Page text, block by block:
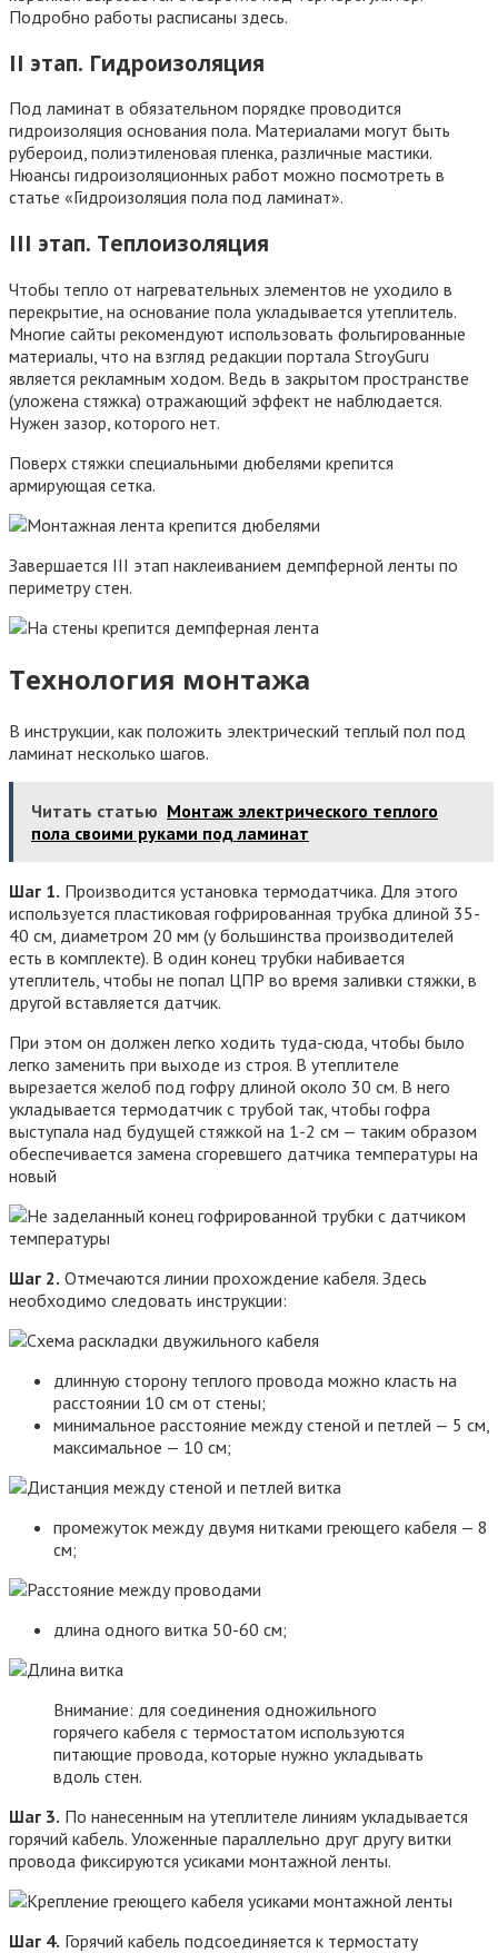
Подробно работы расписаны здесь.
II этап. Гидроизоляция
Под ламинат в обязательном порядке проводится
гидроизоляция основания пола. Материалами могут быть
рубероид, полиэтиленовая пленка, различные мастики.
Нюансы гидроизоляционных работ можно посмотреть в
статье «Гидроизоляция пола под ламинат».
III этап. Теплоизоляция
Чтобы тепло от нагревательных элементов не уходило в
перекрытие, на основание пола укладывается утеплитель.
Многие сайты рекомендуют использовать фольгированные
материалы, что на взгляд редакции портала StroyGuru
является рекламным ходом. Ведь в закрытом пространстве
(уложена стяжка) отражающий эффект не наблюдается.
Нужен зазор, которого нет.
Поверх стяжки специальными дюбелями крепится
армирующая сетка.
Завершается III этап наклеиванием демпферной ленты по
периметру стен.
Технология монтажа
В инструкции, как положить электрический теплый пол под
ламинат несколько шагов.
Читать статью Монтаж электрического теплого
пола своими руками под ламинат
Шаг 1. Производится установка термодатчика. Для этого
используется пластиковая гофрированная трубка длиной 35-
40 см, диаметром 20 мм (у большинства производителей
есть в комплекте). В один конец трубки набивается
утеплитель, чтобы не попал ЦПР во время заливки стяжки, в
другой вставляется датчик.
При этом он должен легко ходить туда-сюда, чтобы было
легко заменить при выходе из строя. В утеплителе
вырезается желоб под гофру длиной около 30 см. В него
укладывается термодатчик с трубой так, чтобы гофра
выступала над будущей стяжкой на 1-2 см — таким образом
обеспечивается замена сгоревшего датчика температуры на
новый
Шаг 2. Отмечаются линии прохождение кабеля. Здесь
необходимо следовать инструкции:
длинную сторону теплого провода можно класть на
расстоянии 10 см от стены;
минимальное расстояние между стеной и петлей — 5 см,
максимальное — 10 см;
промежуток между двумя нитками греющего кабеля — 8
см;
длина одного витка 50-60 см;
Внимание: для соединения одножильного
горячего кабеля с термостатом используются
питающие провода, которые нужно укладывать
вдоль стен.
Шаг 3. По нанесенным на утеплителе линиям укладывается
горячий кабель. Уложенные параллельно друг другу витки
провода фиксируются усиками монтажной ленты.
Шаг 4. Горячий кабель подсоединяется к термостату